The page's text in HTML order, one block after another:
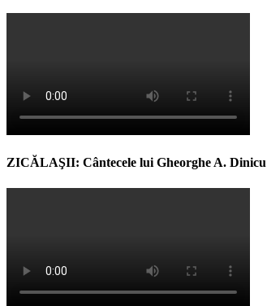
ZICĂLAŞII: Cântecele lui Gheorghe A. Dinicu